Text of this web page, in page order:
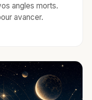
angles morts.
avancer.